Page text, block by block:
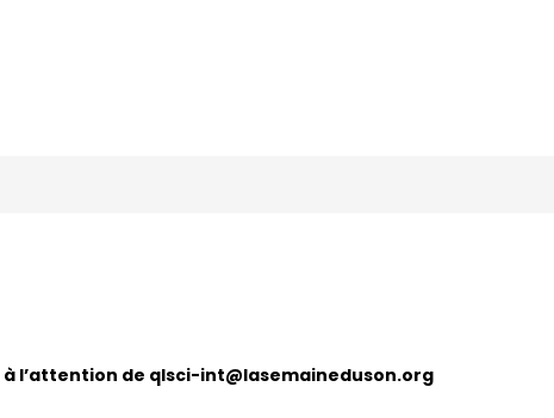
à l’attention de qlsci-int@lasemaineduson.org